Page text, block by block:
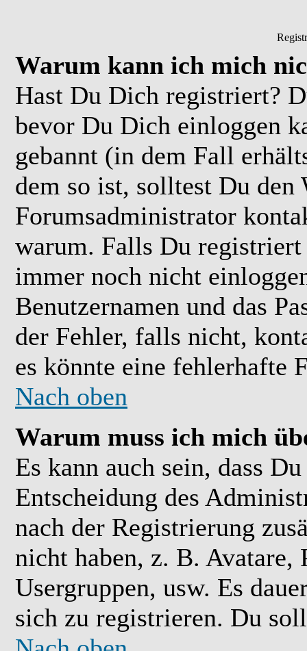
Warum kann ich mich
Hast Du Dich registriert?
bevor Du Dich einloggen
gebannt (in dem Fall
dem so ist, solltest Du den
Forumsadministrator
warum. Falls Du
immer noch nicht
Benutzernamen und das
der Fehler, falls nicht,
es könnte eine fehlerhafte
Nach oben
Warum muss ich mich
Es kann auch sein, dass
Entscheidung des
nach der Registrierung
nicht haben, z. B.
Usergruppen, usw. Es
sich zu registrieren. Du